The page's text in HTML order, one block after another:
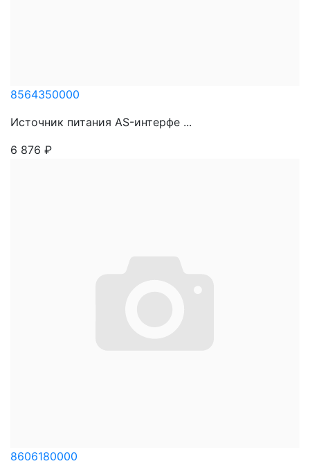
8564350000
Источник питания AS-интерфе ...
6 876 ₽
8606180000